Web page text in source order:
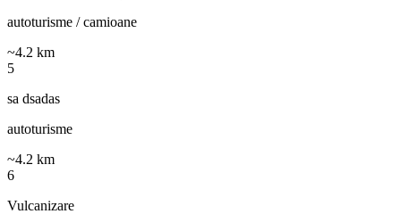
autoturisme / camioane
~4.2 km
5
sa dsadas
autoturisme
~4.2 km
6
Vulcanizare